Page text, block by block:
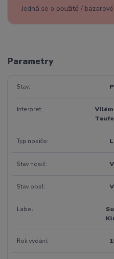
Jedná se o použité /
Parametry
Stav
Interpret
Typ nosiče
Stav nosič
Stav obal
Label
Rok vydání